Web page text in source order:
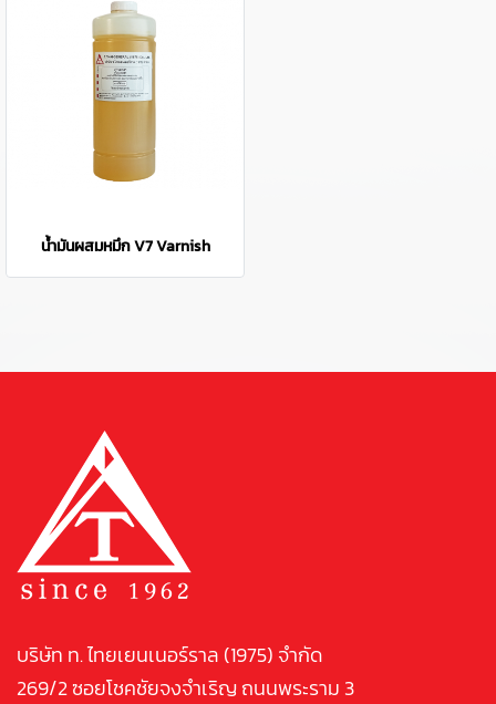
น้ำมันผสมหมึก V7 Varnish
บริษัท ท. ไทยเยนเนอร์ราล (1975) จำกัด
269/2 ซอยโชคชัยจงจำเริญ ถนนพระราม 3